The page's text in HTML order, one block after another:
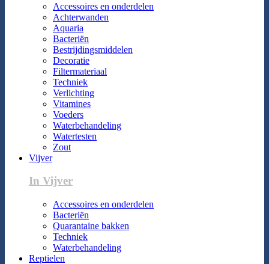
Accessoires en onderdelen
Achterwanden
Aquaria
Bacteriën
Bestrijdingsmiddelen
Decoratie
Filtermateriaal
Techniek
Verlichting
Vitamines
Voeders
Waterbehandeling
Watertesten
Zout
Vijver
In Vijver
Accessoires en onderdelen
Bacteriën
Quarantaine bakken
Techniek
Waterbehandeling
Reptielen